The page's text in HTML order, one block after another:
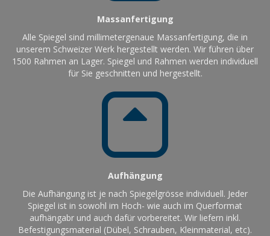
Massanfertigung
Alle Spiegel sind millimetergenaue Massanfertigung, die in
unserem Schweizer Werk hergestellt werden. Wir führen über
1500 Rahmen an Lager. Spiegel und Rahmen werden individuell
für Sie geschnitten und hergestellt.
Aufhängung
Die Aufhängung ist je nach Spiegelgrösse individuell. Jeder
Spiegel ist in sowohl im Hoch- wie auch im Querformat
aufhängabr und auch dafür vorbereitet. Wir liefern inkl.
Befestigungsmaterial (Dübel, Schrauben, Kleinmaterial, etc).